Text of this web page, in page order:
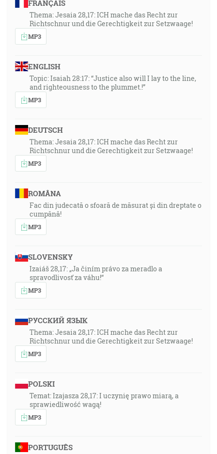
FRANÇAIS
Thema: Jesaia 28,17: ICH mache das Recht zur
Richtschnur und die Gerechtigkeit zur Setzwaage!
MP3
ENGLISH
Topic: Isaiah 28:17: “Justice also will I lay to the line,
and righteousness to the plummet.!”
MP3
DEUTSCH
Thema: Jesaia 28,17: ICH mache das Recht zur
Richtschnur und die Gerechtigkeit zur Setzwaage!
MP3
ROMÂNA
Fac din judecată o sfoară de măsurat și din dreptate o
cumpănă!
MP3
SLOVENSKY
Izaiáš 28,17: „Ja činím právo za meradlo a
spravodlivosť za váhu!“
MP3
РУССКИЙ ЯЗЫК
Thema: Jesaia 28,17: ICH mache das Recht zur
Richtschnur und die Gerechtigkeit zur Setzwaage!
MP3
POLSKI
Temat: Izajasza 28,17: I uczynię prawo miarą, a
sprawiedliwość wagą!
MP3
PORTUGUÊS